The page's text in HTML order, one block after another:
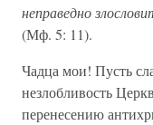
неправедно
(Мф. 5: 11).
Чадца мои! Пусть
незлобливость
перенесению